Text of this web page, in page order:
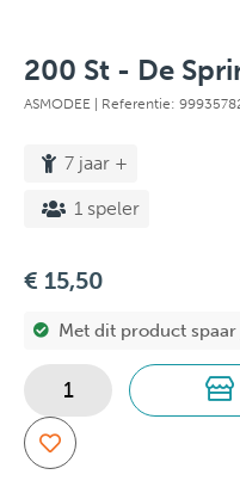
200 St - De
ASMODEE | Referentie:
7 jaar +
1 speler
€ 15,50
Met dit product spaar